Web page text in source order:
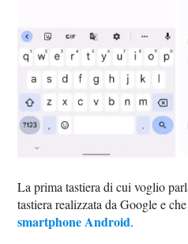
La prima tastiera di cui voglio
tastiera realizzata da Google e
smartphone Android.